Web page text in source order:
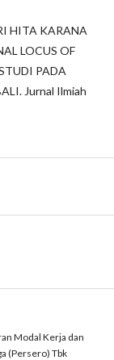
HITA KARANA
LOCUS OF
PADA
Jurnal Ilmiah
Modal Kerja dan
(Persero) Tbk